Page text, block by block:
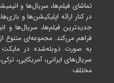
تماشای فیلم‌ها، سریال‌ها و
در کنار ارائه اپلیکیشن‌ها و
جدیدترین فیلم‌ها، سریال‌ها و
فراهم می‌کند. مجموعه‌ای متنوع
به صورت دوبله‌شده در مایکت
سریال‌های ایرانی، آمریکایی،
مختلف.